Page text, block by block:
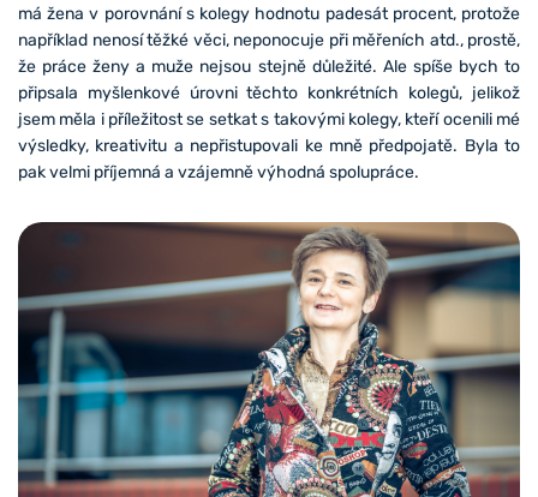
má žena v porovnání s kolegy hodnotu padesát procent, protože
například nenosí těžké věci, neponocuje při měřeních atd., prostě,
že práce ženy a muže nejsou stejně důležité. Ale spíše bych to
připsala myšlenkové úrovni těchto konkrétních kolegů, jelikož
jsem měla i příležitost se setkat s takovými kolegy, kteří ocenili mé
výsledky, kreativitu a nepřistupovali ke mně předpojatě. Byla to
pak velmi příjemná a vzájemně výhodná spolupráce.